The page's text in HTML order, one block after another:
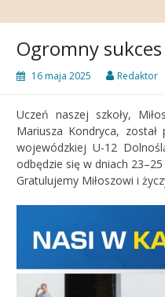
Ogromny sukces
16 maja 2025 Redaktor
Uczeń naszej szkoły,
Mariusza Kondryca,
wojewódzkiej U-12
odbędzie się w dniach
Gratulujemy Miłoszowi i